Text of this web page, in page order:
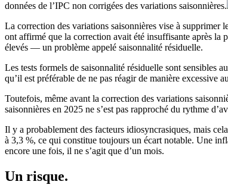
données de l’IPC non corrigées des variations saisonnières.
La correction des variations saisonnières vise à supprimer
ont affirmé que la correction avait été insuffisante après la
élevés — un problème appelé saisonnalité résiduelle.
Les tests formels de saisonnalité résiduelle sont sensibles
qu’il est préférable de ne pas réagir de manière excessive
Toutefois, même avant la correction des variations
saisonnières en 2025 ne s’est pas rapproché du rythme
Il y a probablement des facteurs idiosyncrasiques, mais
à 3,3 %, ce qui constitue toujours un écart notable. Une
encore une fois, il ne s’agit que d’un mois.
Un risque.